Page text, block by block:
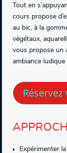
Tout en
cours propose
au bic, à la
végétaux,
vous propose un
ambiance ludique
Expérimenter